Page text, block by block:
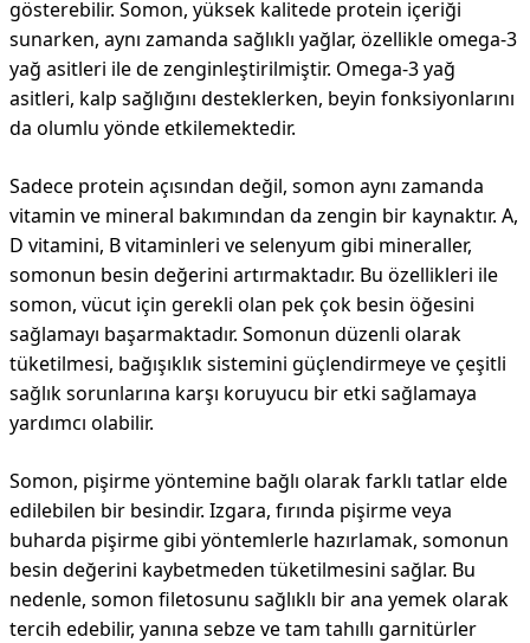
gösterebilir. Somon, yüksek kalitede protein içeriği
sunarken, aynı zamanda sağlıklı yağlar, özellikle omega-3
yağ asitleri ile de zenginleştirilmiştir. Omega-3 yağ
asitleri, kalp sağlığını desteklerken, beyin fonksiyonlarını
da olumlu yönde etkilemektedir.
Sadece protein açısından değil, somon aynı zamanda
vitamin ve mineral bakımından da zengin bir kaynaktır. A,
D vitamini, B vitaminleri ve selenyum gibi mineraller,
somonun besin değerini artırmaktadır. Bu özellikleri ile
somon, vücut için gerekli olan pek çok besin öğesini
sağlamayı başarmaktadır. Somonun düzenli olarak
tüketilmesi, bağışıklık sistemini güçlendirmeye ve çeşitli
sağlık sorunlarına karşı koruyucu bir etki sağlamaya
yardımcı olabilir.
Somon, pişirme yöntemine bağlı olarak farklı tatlar elde
edilebilen bir besindir. Izgara, fırında pişirme veya
buharda pişirme gibi yöntemlerle hazırlamak, somonun
besin değerini kaybetmeden tüketilmesini sağlar. Bu
nedenle, somon filetosunu sağlıklı bir ana yemek olarak
tercih edebilir, yanına sebze ve tam tahıllı garnitürler